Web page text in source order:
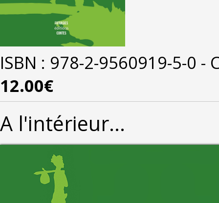
ISBN : 978-2-9560919-5-0 -
12.00€
A l'intérieur...